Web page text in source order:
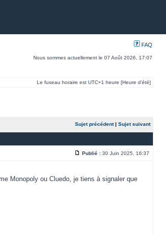
FAQ
Nous sommes actuellement le 07 Août 2026, 17:07
Le fuseau horaire est UTC+1 heure [Heure d’été]
Sujet précédent| Sujet suivant
Publié : 30 Juin 2025, 16:37
Monopoly ou Cluedo, je tiens à signaler que